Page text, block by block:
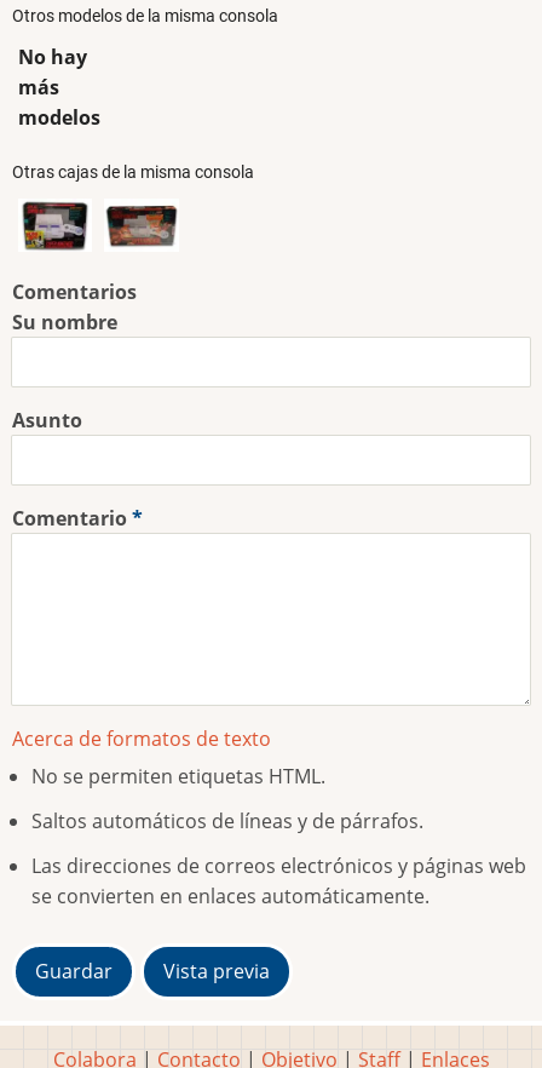
Otros modelos de la misma consola
No hay
más
modelos
Otras cajas de la misma consola
Comentarios
Su nombre
Asunto
Comentario
Acerca de formatos de texto
No se permiten etiquetas HTML.
Saltos automáticos de líneas y de párrafos.
Las direcciones de correos electrónicos y páginas web
se convierten en enlaces automáticamente.
Colabora | Contacto | Objetivo | Staff| Enlaces